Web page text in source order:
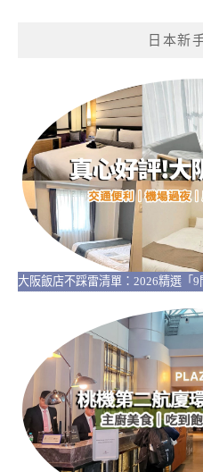
日本新
大阪飯店不踩雷清單：2026精選「9